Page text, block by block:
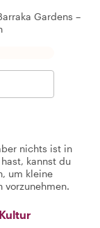
Gardens –
nichts ist in
kannst du
um kleine
vorzunehmen.